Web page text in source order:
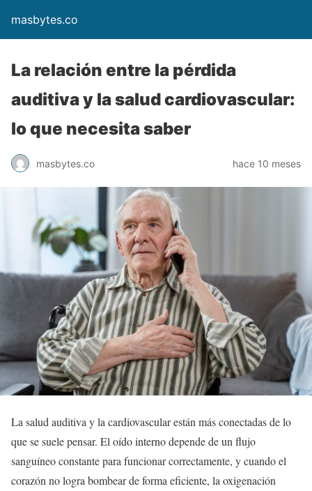
masbytes.co
La relación entre la pérdida
auditiva y la salud cardiovascular:
lo que necesita saber
masbytes.co hace 10 meses
La salud auditiva y la cardiovascular están más conectadas de lo
que se suele pensar. El oído interno depende de un flujo
sanguíneo constante para funcionar correctamente, y cuando el
corazón no logra bombear de forma eficiente, la oxigenación